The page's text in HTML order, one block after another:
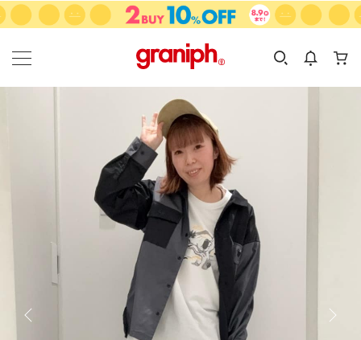
カテゴリーから探す
KIDS
カテゴリ
サイズ